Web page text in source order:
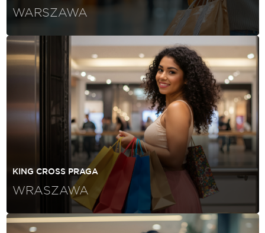
WARSZAWA
KING CROSS PRAGA
WRASZAWA